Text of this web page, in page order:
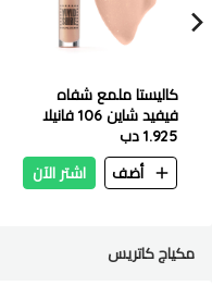
كاليستا ملمع شفاه
فيفيد شاين 106 فانيلا
جوديس
1.925 دب
أضف
اشتر الآن
مكياج كاتريس